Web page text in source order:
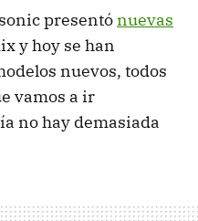
presentónuevas
y hoy se han
nuevos, todos
vamos a ir
no hay demasiada